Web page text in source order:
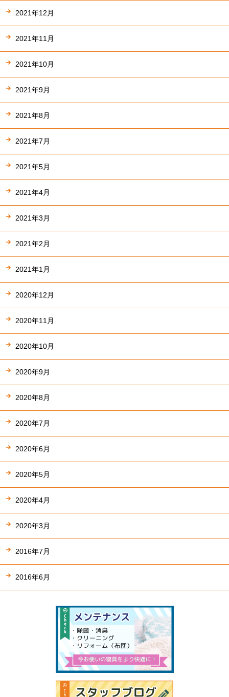
2021年12月
2021年11月
2021年10月
2021年9月
2021年8月
2021年7月
2021年5月
2021年4月
2021年3月
2021年2月
2021年1月
2020年12月
2020年11月
2020年10月
2020年9月
2020年8月
2020年7月
2020年6月
2020年5月
2020年4月
2020年3月
2016年7月
2016年6月